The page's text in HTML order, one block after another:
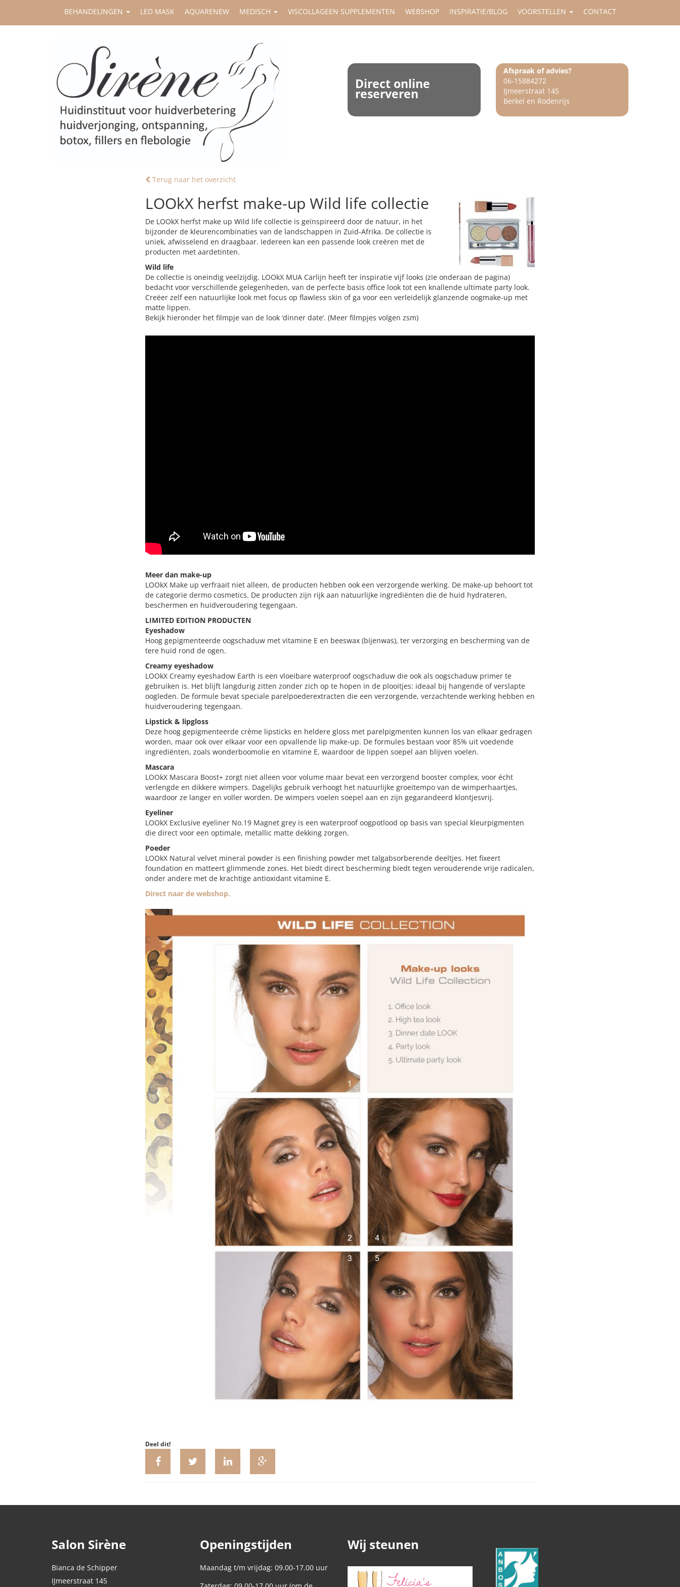
BEHANDELINGEN LED MASK AQUARENEW MEDISCH VISCOLLAGEEN SUPPLEMENTEN WEBSHOP INSPIRATIE/BLOG VOORSTELLEN CONTACT
Direct online
reserveren
Afspraak of advies?
06-15884272
IJmeerstraat 145
Berkel en Rodenrijs
Terug naar het overzicht
LOOkX herfst make-up Wild life collectie
De LOOkX herfst make up Wild life collectie is geïnspireerd door de natuur, in het
bijzonder de kleurencombinaties van de landschappen in Zuid-Afrika. De collectie is
uniek, afwisselend en draagbaar. Iedereen kan een passende look creëren met de
producten met aardetinten.
Wild life
De collectie is oneindig veelzijdig. LOOkX MUA Carlijn heeft ter inspiratie vijf looks (zie onderaan de pagina)
bedacht voor verschillende gelegenheden, van de perfecte basis office look tot een knallende ultimate party look.
Creëer zelf een natuurlijke look met focus op flawless skin of ga voor een verleidelijk glanzende oogmake-up met
matte lippen.
Bekijk hieronder het filmpje van de look ‘dinner date’. (Meer filmpjes volgen zsm)
Meer dan make-up
LOOkX Make up verfraait niet alleen, de producten hebben ook een verzorgende werking. De make-up behoort tot
de categorie dermo cosmetics. De producten zijn rijk aan natuurlijke ingrediënten die de huid hydrateren,
beschermen en huidveroudering tegengaan.
LIMITED EDITION PRODUCTEN
Eyeshadow
Hoog gepigmenteerde oogschaduw met vitamine E en beeswax (bijenwas), ter verzorging en bescherming van de
tere huid rond de ogen.
Creamy eyeshadow
LOOkX Creamy eyeshadow Earth is een vloeibare waterproof oogschaduw die ook als oogschaduw primer te
gebruiken is. Het blijft langdurig zitten zonder zich op te hopen in de plooitjes: ideaal bij hangende of verslapte
oogleden. De formule bevat speciale parelpoederextracten die een verzorgende, verzachtende werking hebben en
huidveroudering tegengaan.
Lipstick & lipgloss
Deze hoog gepigmenteerde crème lipsticks en heldere gloss met parelpigmenten kunnen los van elkaar gedragen
worden, maar ook over elkaar voor een opvallende lip make-up. De formules bestaan voor 85% uit voedende
ingrediënten, zoals wonderboomolie en vitamine E, waardoor de lippen soepel aan blijven voelen.
Mascara
LOOkX Mascara Boost+ zorgt niet alleen voor volume maar bevat een verzorgend booster complex, voor écht
verlengde en dikkere wimpers. Dagelijks gebruik verhoogt het natuurlijke groeitempo van de wimperhaartjes,
waardoor ze langer en voller worden. De wimpers voelen soepel aan en zijn gegarandeerd klontjesvrij.
Eyeliner
LOOkX Exclusive eyeliner No.19 Magnet grey is een waterproof oogpotlood op basis van special kleurpigmenten
die direct voor een optimale, metallic matte dekking zorgen.
Poeder
LOOkX Natural velvet mineral powder is een finishing powder met talgabsorberende deeltjes. Het fixeert
foundation en matteert glimmende zones. Het biedt direct bescherming biedt tegen verouderende vrije radicalen,
onder andere met de krachtige antioxidant vitamine E.
Direct naar de webshop.
Deel dit!
Salon Sirène
Bianca de Schipper
IJmeerstraat 145
Openingstijden
Maandag t/m vrijdag: 09.00-17.00 uur
Wij steunen